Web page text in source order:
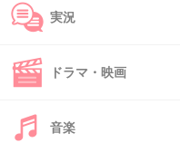
47. 匿名 2019/04/09(火) 21:04:28
>>30
その時の話出たね
風間見てたw
実況
ドラマ・映画
音楽